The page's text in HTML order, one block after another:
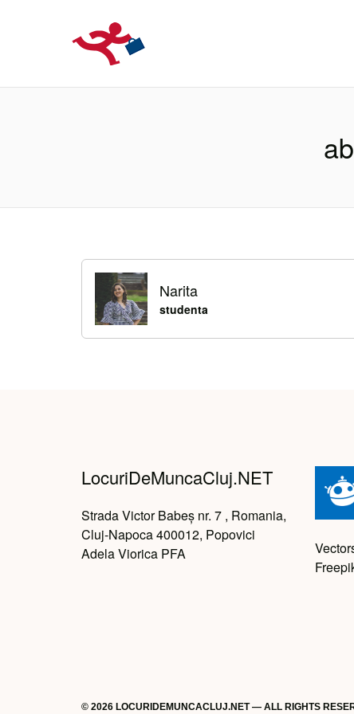
Narita
studenta
LocuriDeMuncaCluj.NET
Strada Victor Babeș nr. 7 , Romania,
Cluj-Napoca 400012, Popovici
Adela Viorica PFA
© 2026 LOCURIDEMUNCACLUJ.NET — ALL RIGHTS